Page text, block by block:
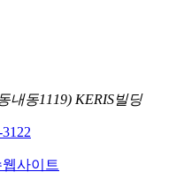
내동1119) KERIS빌딩